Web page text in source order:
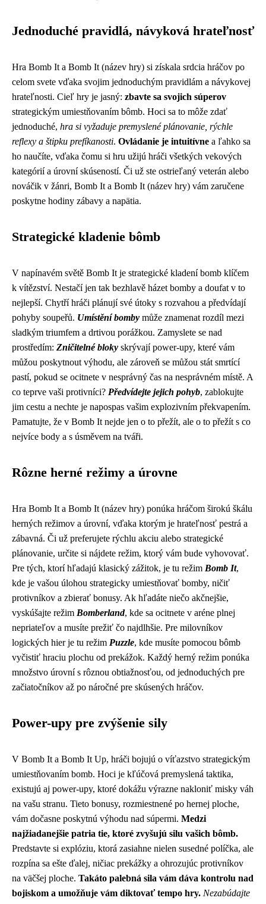
Jednoduché pravidlá, návyková hrateľnosť
Hra Bomb It a Bomb It (název hry) si získala srdcia hráčov po
celom svete vďaka svojim jednoduchým pravidlám a návykovej
hrateľnosti. Cieľ hry je jasný: zbavte sa svojich súperov
strategickým umiestňovaním bômb. Hoci sa to môže zdať
jednoduché, hra si vyžaduje premyslené plánovanie, rýchle
reflexy a štipku prefíkanosti. Ovládanie je intuitívne a ľahko sa
ho naučíte, vďaka čomu si hru užijú hráči všetkých vekových
kategórií a úrovní skúseností. Či už ste ostrieľaný veterán alebo
nováčik v žánri, Bomb It a Bomb It (název hry) vám zaručene
poskytne hodiny zábavy a napätia.
Strategické kladenie bômb
V napínavém světě Bomb It je strategické kladení bomb klíčem
k vítězství. Nestačí jen tak bezhlavě házet bomby a doufat v to
nejlepší. Chytří hráči plánují své útoky s rozvahou a předvídají
pohyby soupeřů. Umístění bomby může znamenat rozdíl mezi
sladkým triumfem a drtivou porážkou. Zamyslete se nad
prostředím: Zničitelné bloky skrývají power-upy, které vám
můžou poskytnout výhodu, ale zároveň se můžou stát smrtící
pastí, pokud se ocitnete v nesprávný čas na nesprávném místě. A
co teprve vaši protivníci? Předvídejte jejich pohyb, zablokujte
jim cestu a nechte je napospas vašim explozivním překvapením.
Pamatujte, že v Bomb It nejde jen o to přežít, ale o to přežít s co
nejvíce body a s úsměvem na tváři.
Rôzne herné režimy a úrovne
Hra Bomb It a Bomb It (název hry) ponúka hráčom širokú škálu
herných režimov a úrovní, vďaka ktorým je hrateľnosť pestrá a
zábavná. Či už preferujete rýchlu akciu alebo strategické
plánovanie, určite si nájdete režim, ktorý vám bude vyhovovať.
Pre tých, ktorí hľadajú klasický zážitok, je tu režim Bomb It,
kde je vašou úlohou strategicky umiestňovať bomby, ničiť
protivníkov a zbierať bonusy. Ak hľadáte niečo akčnejšie,
vyskúšajte režim Bomberland, kde sa ocitnete v aréne plnej
nepriateľov a musíte prežiť čo najdlhšie. Pre milovníkov
logických hier je tu režim Puzzle, kde musíte pomocou bômb
vyčistiť hraciu plochu od prekážok. Každý herný režim ponúka
množstvo úrovní s rôznou obtiažnosťou, od jednoduchých pre
začiatočníkov až po náročné pre skúsených hráčov.
Power-upy pre zvýšenie sily
V Bomb It a Bomb It Up, hráči bojujú o víťazstvo strategickým
umiestňovaním bomb. Hoci je kľúčová premyslená taktika,
existujú aj power-upy, ktoré dokážu výrazne nakloniť misky váh
na vašu stranu. Tieto bonusy, rozmiestnené po hernej ploche,
vám dočasne poskytnú výhodu nad súpermi. Medzi
najžiadanejšie patria tie, ktoré zvyšujú silu vašich bômb.
Predstavte si explóziu, ktorá zasiahne nielen susedné políčka, ale
rozpína sa ešte ďalej, ničiac prekážky a ohrozujúc protivníkov
na väčšej ploche. Takáto palebná sila vám dáva kontrolu nad
bojiskom a umožňuje vám diktovať tempo hry. Nezabúdajte